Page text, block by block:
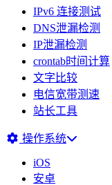
IPv6 连接测试
DNS泄漏检测
IP泄漏检测
crontab时间计算
文字比较
电信宽带测速
站长工具
操作系统
iOS
安卓